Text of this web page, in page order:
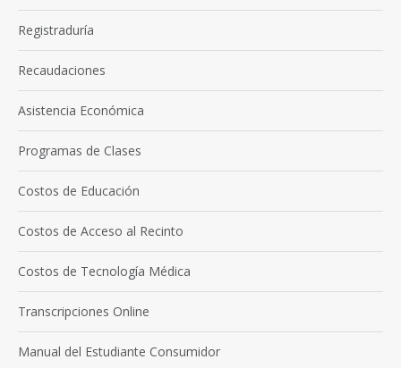
Registraduría
Recaudaciones
Asistencia Económica
Programas de Clases
Costos de Educación
Costos de Acceso al Recinto
Costos de Tecnología Médica
Transcripciones Online
Manual del Estudiante Consumidor